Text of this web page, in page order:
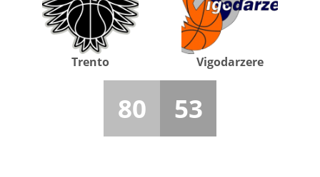
Trento Vigodarzere
80 53